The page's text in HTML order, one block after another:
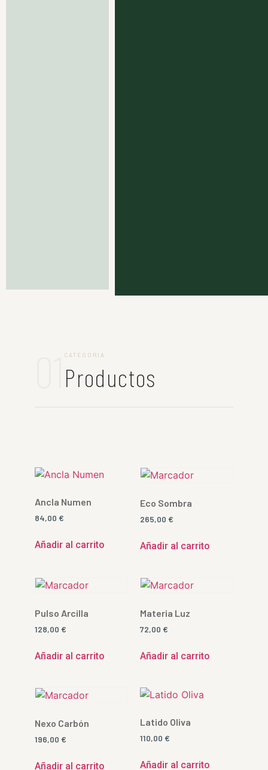
CATEGORIA
Productos
Ancla Numen
84,00 €
Añadir al carrito
Eco Sombra
265,00 €
Añadir al carrito
Pulso Arcilla
128,00 €
Añadir al carrito
Materia Luz
72,00 €
Añadir al carrito
Nexo Carbón
196,00 €
Añadir al carrito
Latido Oliva
110,00 €
Añadir al carrito